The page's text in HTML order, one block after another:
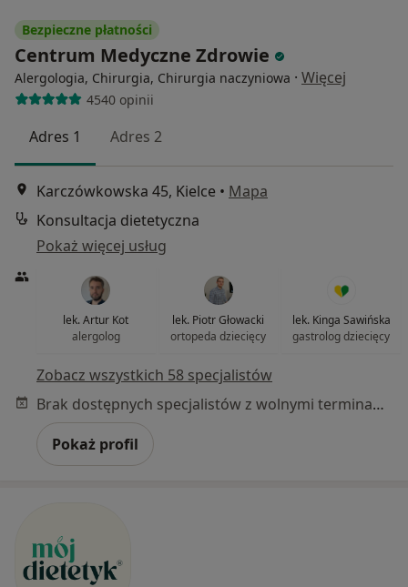
Bezpieczne płatności
Centrum Medyczne Zdrowie
Alergologia, Chirurgia, Chirurgia naczyniowa · Więcej
4540 opinii
Adres 1 Adres 2
Karczówkowska 45, Kielce • Mapa
Konsultacja dietetyczna
Pokaż więcej usług
lek. Artur Kot
alergolog
lek. Piotr Głowacki
ortopeda dziecięcy
lek. Kinga Sawińska
gastrolog dziecięcy
Zobacz wszystkich 58 specjalistów
Brak dostępnych specjalistów z wolnymi terminami w tym centrum medycznym.
Pokaż profil